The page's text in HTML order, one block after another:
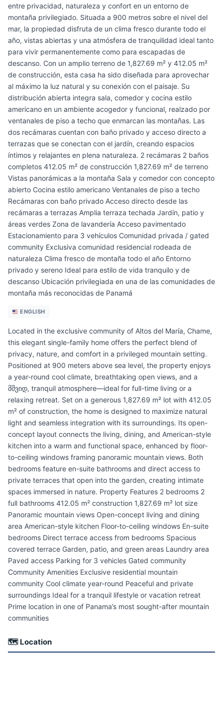
entre privacidad, naturaleza y confort en un entorno de
montaña privilegiado. Situada a 900 metros sobre el nivel del
mar, la propiedad disfruta de un clima fresco durante todo el
año, vistas abiertas y una atmósfera de tranquilidad ideal tanto
para vivir permanentemente como para escapadas de
descanso. Con un amplio terreno de 1,827.69 m² y 412.05 m²
de construcción, esta casa ha sido diseñada para aprovechar
al máximo la luz natural y su conexión con el paisaje. Su
distribución abierta integra sala, comedor y cocina estilo
americano en un ambiente acogedor y funcional, realzado por
ventanales de piso a techo que enmarcan las montañas. Las
dos recámaras cuentan con baño privado y acceso directo a
terrazas que se conectan con el jardín, creando espacios
íntimos y relajantes en plena naturaleza. 2 recámaras 2 baños
completos 412.05 m² de construcción 1,827.69 m² de terreno
Vistas panorámicas a la montaña Sala y comedor con concepto
abierto Cocina estilo americano Ventanales de piso a techo
Recámaras con baño privado Acceso directo desde las
recámaras a terrazas Amplia terraza techada Jardín, patio y
áreas verdes Zona de lavandería Acceso pavimentado
Estacionamiento para 3 vehículos Comunidad privada / gated
community Exclusiva comunidad residencial rodeada de
naturaleza Clima fresco de montaña todo el año Entorno
privado y sereno Ideal para estilo de vida tranquilo y de
descanso Ubicación privilegiada en una de las comunidades de
montaña más reconocidas de Panamá
ENGLISH
Located in the exclusive community of Altos del María, Chame,
this elegant single-family home offers the perfect blend of
privacy, nature, and comfort in a privileged mountain setting.
Positioned at 900 meters above sea level, the property enjoys
a year-round cool climate, breathtaking open views, and a
მშვიდ, tranquil atmosphere—ideal for full-time living or a
relaxing retreat. Set on a generous 1,827.69 m² lot with 412.05
m² of construction, the home is designed to maximize natural
light and seamless integration with its surroundings. Its open-
concept layout connects the living, dining, and American-style
kitchen into a warm and functional space, enhanced by floor-
to-ceiling windows framing panoramic mountain views. Both
bedrooms feature en-suite bathrooms and direct access to
private terraces that open into the garden, creating intimate
spaces immersed in nature. Property Features 2 bedrooms 2
full bathrooms 412.05 m² construction 1,827.69 m² lot size
Panoramic mountain views Open-concept living and dining
area American-style kitchen Floor-to-ceiling windows En-suite
bedrooms Direct terrace access from bedrooms Spacious
covered terrace Garden, patio, and green areas Laundry area
Paved access Parking for 3 vehicles Gated community
Community Amenities Exclusive residential mountain
community Cool climate year-round Peaceful and private
surroundings Ideal for a tranquil lifestyle or vacation retreat
Prime location in one of Panama’s most sought-after mountain
communities
🗺 Location